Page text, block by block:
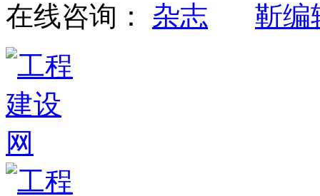
在线咨询： 靳编